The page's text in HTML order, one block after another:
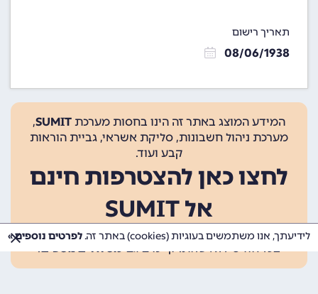
תאריך רישום
08/06/1938
המידע המוצג באתר זה הינו בחסות מערכת SUMIT
,
מערכת ניהול חשבונות, סליקת אשראי, גביית הוראות
קבע ועוד.
לחצו כאן להצטרפות חינם
אל SUMIT
ההצטרפות אינה כרוכה בתשלום, ומאפשרת 10 פעולות
בכל חודש ללא עלות. קיימים גםמסלולים נוספים.
לידיעתך, אנו משתמשים בעוגיות (cookies) באתר זה. לפרטים נוספים »